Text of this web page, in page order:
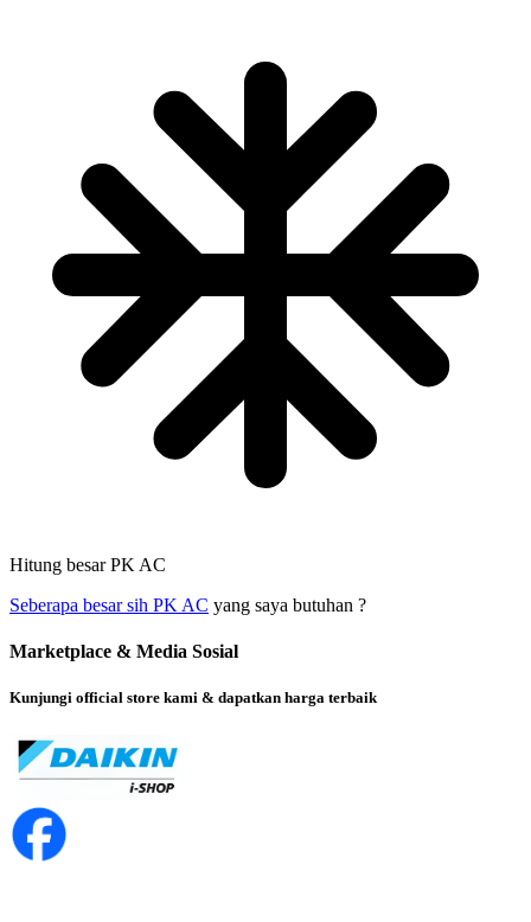
Hitung besar PK AC
Seberapa besar sih PK AC yang saya butuhan ?
Marketplace & Media Sosial
Kunjungi official store kami & dapatkan harga terbaik